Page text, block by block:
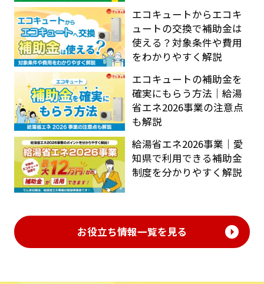
エコキュートからエコキ
ュートの交換で補助金は
使える？対象条件や費用
をわかりやすく解説
エコキュートの補助金を
確実にもらう方法｜給湯
省エネ2026事業の注意点
も解説
給湯省エネ2026事業｜愛
知県で利用できる補助金
制度を分かりやすく解説
お役立ち情報一覧を見る